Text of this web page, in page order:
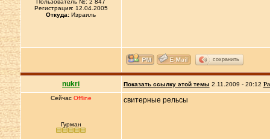
Пользователь №: 2 847
Регистрация: 12.04.2005
Откуда: Израиль
сохранить
nukri Показать ссылку этой темы 2.11.2009 - 20:12
Сейчас Offline
Гурман
свитерные рельсы